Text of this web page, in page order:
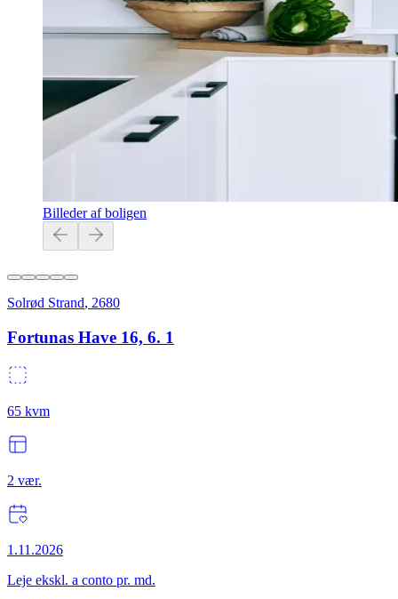
Billeder af boligen
Solrød Strand, 2680
Fortunas Have 16, 6. 1
65 kvm
2 vær.
1.11.2026
Leje ekskl. a conto pr. md.